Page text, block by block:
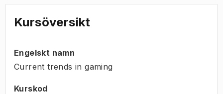
Kursöversikt
Engelskt namn
Current trends in gaming
Kurskod